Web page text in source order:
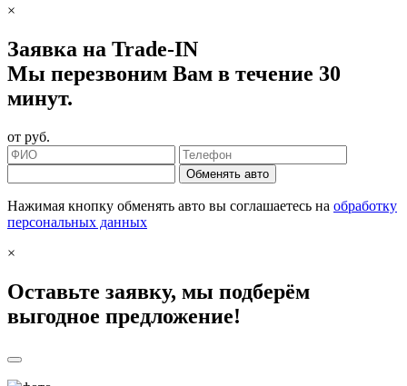
×
Заявка на Trade-IN
Мы перезвоним Вам в течение 30
минут.
от руб.
Обменять авто
Нажимая кнопку обменять авто вы соглашаетесь на обработку
персональных данных
×
Оставьте заявку, мы подберём
выгодное предложение!